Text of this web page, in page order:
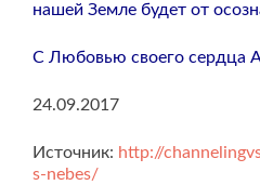
нашей Земле будет от
С Любовью своего сердца
24.09.2017
Источник: http://
s-nebes/